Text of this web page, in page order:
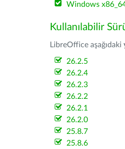
Windows
Kullanılabilir
LibreOffice aşağıdaki
26.2.5
26.2.4
26.2.3
26.2.2
26.2.1
26.2.0
25.8.7
25.8.6